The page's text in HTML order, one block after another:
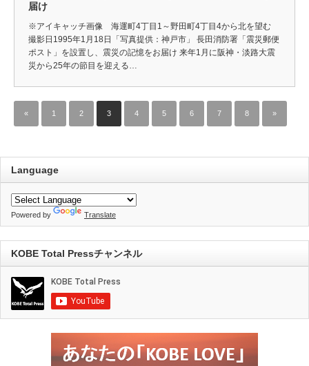
届け
※アイキャッチ画像 海運町4丁目1～野田町4丁目4から北を望む
撮影日1995年1月18日「写真提供：神戸市」 長田消防署「震災郵便
ポスト」を設置し、震災の記憶をお届け 来年1月に阪神・淡路大震
災から25年の節目を迎える…
« 1 2 3 4 5 6 7 8 »
Language
Powered by Translate
KOBE Total Pressチャンネル